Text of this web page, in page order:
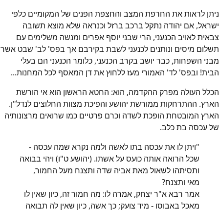
ניתן לראות את החרפת המצב והחצפת הפנים של המקומיים כלפי
ישראל, אם יהודה נתקל ברכב ברזל וכנראה שלא מוצא תשובה
צבאית לאויב הכנעני, הרי שבני יוסף אפרים ומנשה משלימים עם
תשלום מיסים ונותנים לכנעני לשבת בקירבם אך בפס' לב' שבט אשר
מבני השפחות, כבר יושב בקרב הכנעני, כלומר הכנעני הם בעלי
הבית! ובפס' לד' האמורי מעז ללחוץ את דן המאסף לכל המחנות...
הכלל העולה מפרק ההקדמה, הוא: החטא הראשון הוא אי הורשת
הארץ. ההתרחקות ממורשת יהושע והפיכת מצוות החלוצים לנדל"ן.
הארץ המובטחת הופכת לשדה וכרם פרטיים כמו שרואים מרצונותיה
של עכסה בת כלב.
"ויתן לו את עכסה בתו לאשה ולמה נקרא שמה עכסה -
שכל הרואה אותה כועס על אשתו. (יהושע ט"ו) ויהי בבואה
ותסיתהו לשאול מאת אביה שדה ותצנח מעל החמור,
מאי ותצנח?
אמר רבא א"ר יצחק, אמרה לו: מה חמור זה, כיון שאין לו
מאכל באבוסו - מיד צועק; כך אשה, כיון שאין לה תבואה